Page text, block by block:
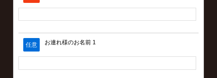
任意 お連れ様のお名前 1